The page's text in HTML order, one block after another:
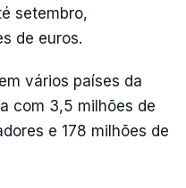
setembro,
de euros.
vários países da
com 3,5 milhões de
e 178 milhões de